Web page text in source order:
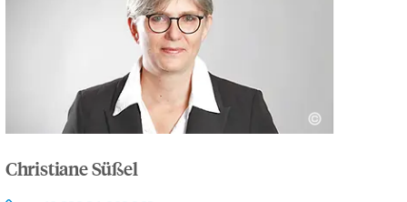
Christiane Süßel